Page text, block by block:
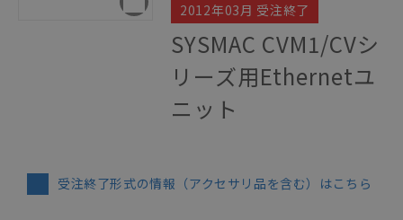
2012年03月 受注終了
SYSMAC CVM1/CVシ
リーズ用Ethernetユ
ニット
受注終了形式の情報（アクセサリ品を含む）はこちら